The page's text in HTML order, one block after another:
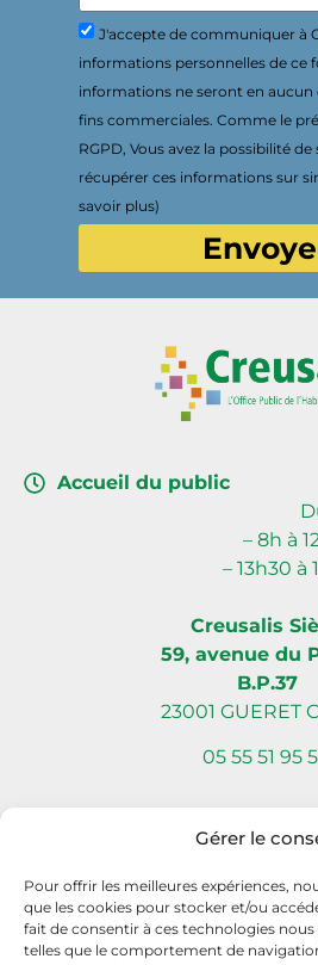
Gérer le
Pour offrir les meilleures expériences,
que les cookies pour stocker et/ou
fait de consentir à ces technologies
telles que le comportement de
J'accepte de communiquer à
informations personnelles de ce
informations ne seront en aucun
fins commerciales. Comme le
RGPD, Vous avez la possibilité
récupérer ces informations sur
savoir plus)
Accueil du public
– 8h à
– 13h30 à
Creusalis
59, avenue du
B.P.37
23001 GUERET
05 55 51 95
à Nantes Sud